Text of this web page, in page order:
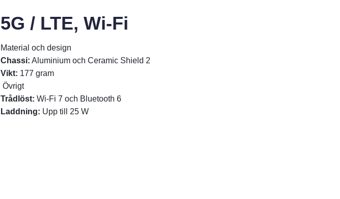
5G / LTE, Wi-Fi
Material och design
Chassi: Aluminium och Ceramic Shield 2
Vikt: 177 gram
Övrigt
Trådlöst: Wi-Fi 7 och Bluetooth 6
Laddning: Upp till 25 W